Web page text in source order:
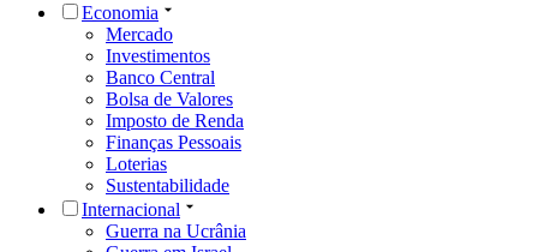
Economia
Mercado
Investimentos
Banco Central
Bolsa de Valores
Imposto de Renda
Finanças Pessoais
Loterias
Sustentabilidade
Internacional
Guerra na Ucrânia